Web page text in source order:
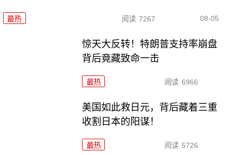
最热 阅读 7267 08-05
惊天大反转！特朗普支持率崩盘
背后竟藏致命一击
最热 阅读 6966
美国如此救日元，背后藏着三重
收割日本的阳谋！
最热 阅读 5726